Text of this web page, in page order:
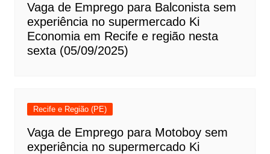
Vaga de Emprego para Balconista sem
experiência no supermercado Ki
Economia em Recife e região nesta
sexta (05/09/2025)
Recife e Região (PE)
Vaga de Emprego para Motoboy sem
experiência no supermercado Ki